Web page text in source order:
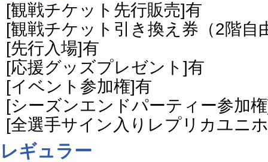
[観戦チケット先行販売]有
[観戦チケット引き換え券（2階自
[先行入場]有
[応援グッズプレゼント]有
[イベント参加権]有
[シーズンエンドパーティー参加
[全選手サイン入りレプリカユニ
レギュラー